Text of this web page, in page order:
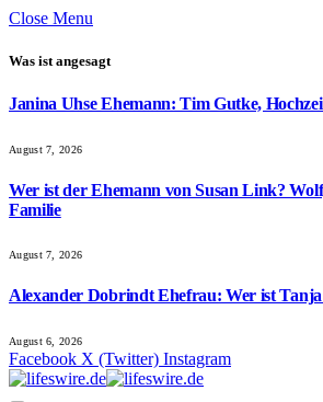
Close Menu
Was ist angesagt
Janina Uhse Ehemann: Tim Gutke,
August 7, 2026
Wer ist der Ehemann von Susan Link?
Familie
August 7, 2026
Alexander Dobrindt Ehefrau: Wer ist Tanja
August 6, 2026
Facebook X (Twitter) Instagram